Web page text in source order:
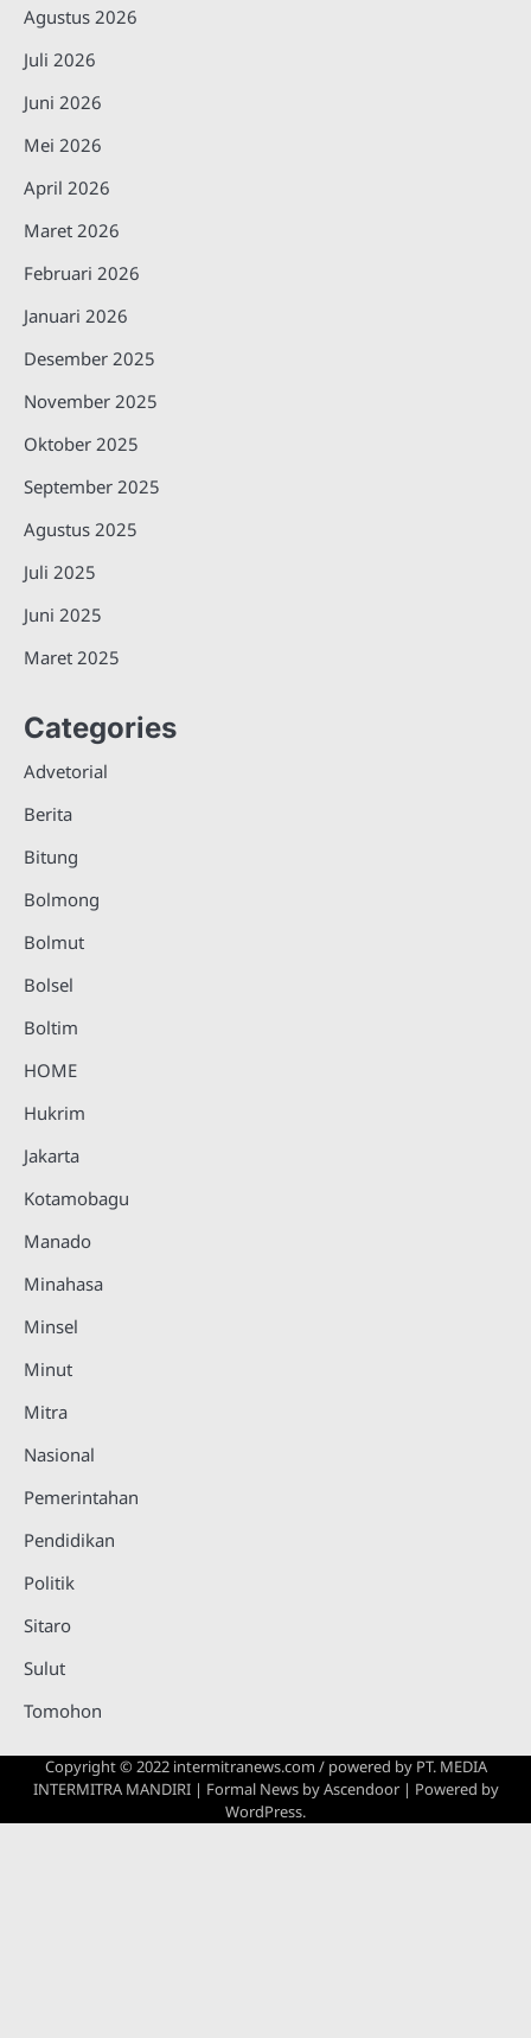
Agustus 2026
Juli 2026
Juni 2026
Mei 2026
April 2026
Maret 2026
Februari 2026
Januari 2026
Desember 2025
November 2025
Oktober 2025
September 2025
Agustus 2025
Juli 2025
Juni 2025
Maret 2025
Categories
Advetorial
Berita
Bitung
Bolmong
Bolmut
Bolsel
Boltim
HOME
Hukrim
Jakarta
Kotamobagu
Manado
Minahasa
Minsel
Minut
Mitra
Nasional
Pemerintahan
Pendidikan
Politik
Sitaro
Sulut
Tomohon
Copyright © 2022 intermitranews.com / powered by PT. MEDIA
INTERMITRA MANDIRI| Formal News byAscendoor| Powered by
WordPress.